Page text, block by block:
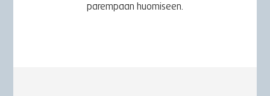
parempaan huomiseen.